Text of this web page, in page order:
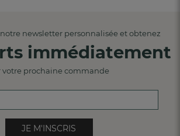
newsletter personnalisée et obtenez
immédiatement
votre prochaine commande
JE M'INSCRIS